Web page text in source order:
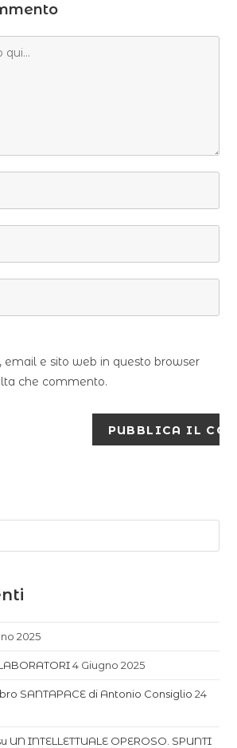
email e sito web in questo browser
che commento.
2025
4 Giugno 2025
SANTAPACE di Antonio Consiglio 24
INTELLETTUALE OPEROSO. SPUNTI